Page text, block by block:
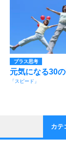
プラス思考
元気になる30
「スピード」
カテ